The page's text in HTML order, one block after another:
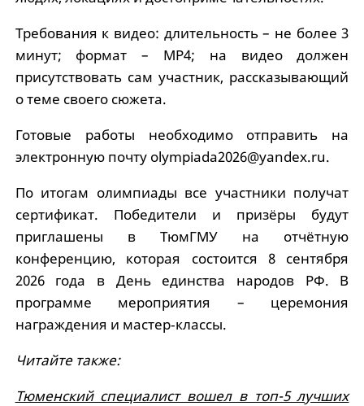
Требования к видео: длительность – не более 3
минут; формат – MP4; на видео должен
присутствовать сам участник, рассказывающий
о теме своего сюжета.
Готовые работы необходимо отправить на
электронную почту olympiada2026@yandex.ru.
По итогам олимпиады все участники получат
сертификат. Победители и призёры будут
приглашены в ТюмГМУ на отчётную
конференцию, которая состоится 8 сентября
2026 года в День единства народов РФ. В
программе мероприятия – церемония
награждения и мастер‑классы.
Читайте также:
Тюменский специалист вошел в топ-5 лучших